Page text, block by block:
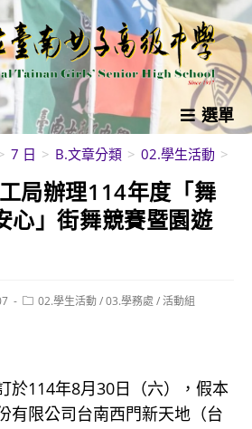
選單
7 日 > B.文章分類 > 02.學生活動 >
局辦理114年度「舞
心」街舞競賽暨園遊
Post02.學生活動/03.學務處 /活動組
於114年8月30日（六），假本
有限公司台南西門新天地（台